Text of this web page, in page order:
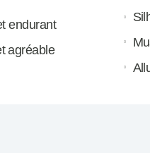
endurant
agréable